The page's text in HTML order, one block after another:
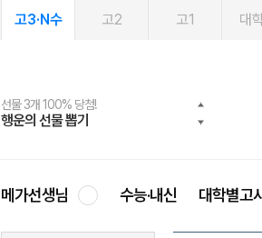
고3·N수 고2 고1 대
선물 3개 100% 당첨!
행운의 선물 뽑기
선물 100% 증정!
메가스터디 X 올리브
여름방학 스터디 캐시백
메가런 썸머스쿨
2027 러셀 단과
강사 공개선발
스마트러닝앱
설문 EVENT
메가패스
3일 무료 체험권
메가패스 수강생 무료혜택!
메가클럽 멤버십
사회공헌 캠페인
희망이룸 메가나눔
메가선생님 수능·내신 대학별고